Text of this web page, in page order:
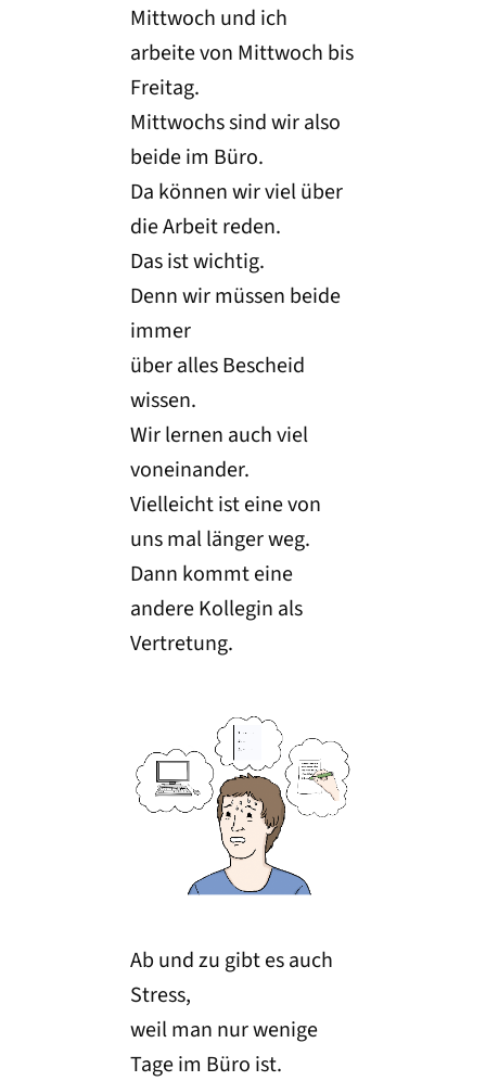
Mittwoch und ich
arbeite von Mittwoch bis
Freitag.
Mittwochs sind wir also
beide im Büro.
Da können wir viel über
die Arbeit reden.
Das ist wichtig.
Denn wir müssen beide
immer
über alles Bescheid
wissen.
Wir lernen auch viel
voneinander.
Vielleicht ist eine von
uns mal länger weg.
Dann kommt eine
andere Kollegin als
Vertretung.
Ab und zu gibt es auch
Stress,
weil man nur wenige
Tage im Büro ist.